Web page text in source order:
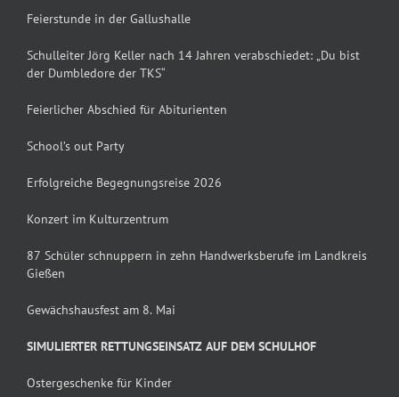
Feierstunde in der Gallushalle
Schulleiter Jörg Keller nach 14 Jahren verabschiedet: „Du bist
der Dumbledore der TKS“
Feierlicher Abschied für Abiturienten
School’s out Party
Erfolgreiche Begegnungsreise 2026
Konzert im Kulturzentrum
87 Schüler schnuppern in zehn Handwerksberufe im Landkreis
Gießen
Gewächshausfest am 8. Mai
SIMULIERTER RETTUNGSEINSATZ AUF DEM SCHULHOF
Ostergeschenke für Kinder